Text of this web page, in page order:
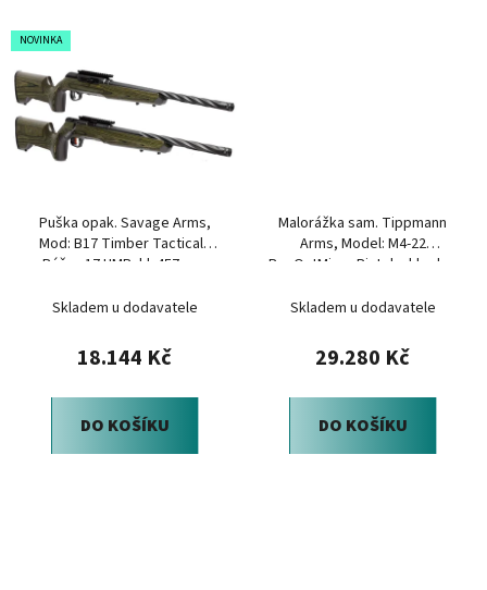
NOVINKA
Puška opak. Savage Arms,
Mod: B17 Timber Tactical ,
Ráže: .17 HMR, hl. 457mm,
Skladem u dodavatele
18.144 Kč
DO KOŠÍKU
Malorážka sam. Tippmann
Arms, Model: M4-22
BugOutMicro Pistol, sklopka,
Skladem u dodavatele
29.280 Kč
DO KOŠÍKU